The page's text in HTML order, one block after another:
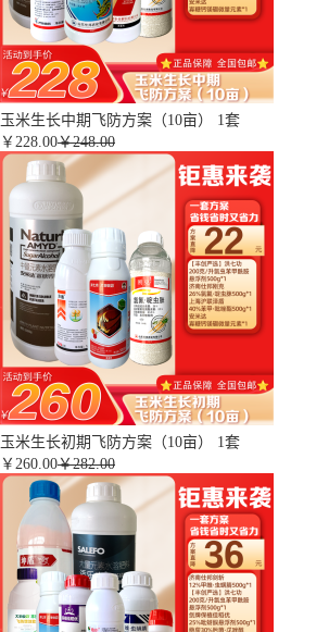
玉米生长中期飞防方案（10亩） 1套
￥ 228.00￥248.00
玉米生长初期飞防方案（10亩） 1套
￥ 260.00￥282.00